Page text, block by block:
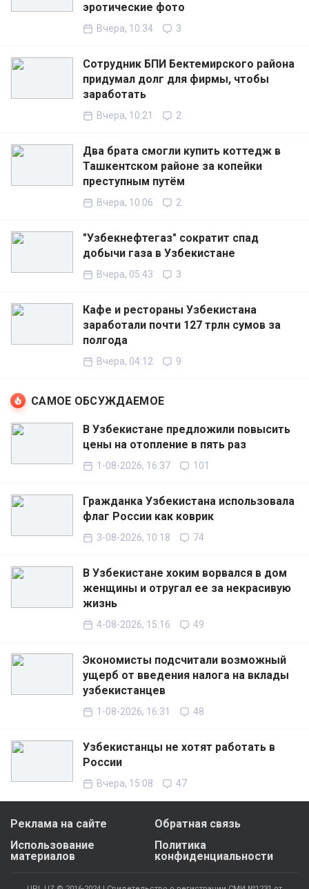
эротические фото
Вчера, 10:34 3
Сотрудник БПИ Бектемирского района
придумал долг для фирмы, чтобы
заработать
Вчера, 10:21 2
Два брата смогли купить коттедж в
Ташкентском районе за копейки
преступным путём
Вчера, 10:06 2
"Узбекнефтегаз" сократит спад
добычи газа в Узбекистане
Вчера, 05:43 3
Кафе и рестораны Узбекистана
заработали почти 127 трлн сумов за
полгода
Вчера, 04:12 9
САМОЕ ОБСУЖДАЕМОЕ
В Узбекистане предложили повысить
цены на отопление в пять раз
1-08-2026, 16:37 101
Гражданка Узбекистана использовала
флаг России как коврик
3-08-2026, 10:18 74
В Узбекистане хоким ворвался в дом
женщины и отругал ее за некрасивую
жизнь
4-08-2026, 15:16 49
Экономисты подсчитали возможный
ущерб от введения налога на вклады
узбекистанцев
1-08-2026, 16:31 48
Узбекистанцы не хотят работать в
России
Вчера, 15:08 47
Реклама на сайте
Обратная связь
Использование
материалов
Политика
конфиденциальности